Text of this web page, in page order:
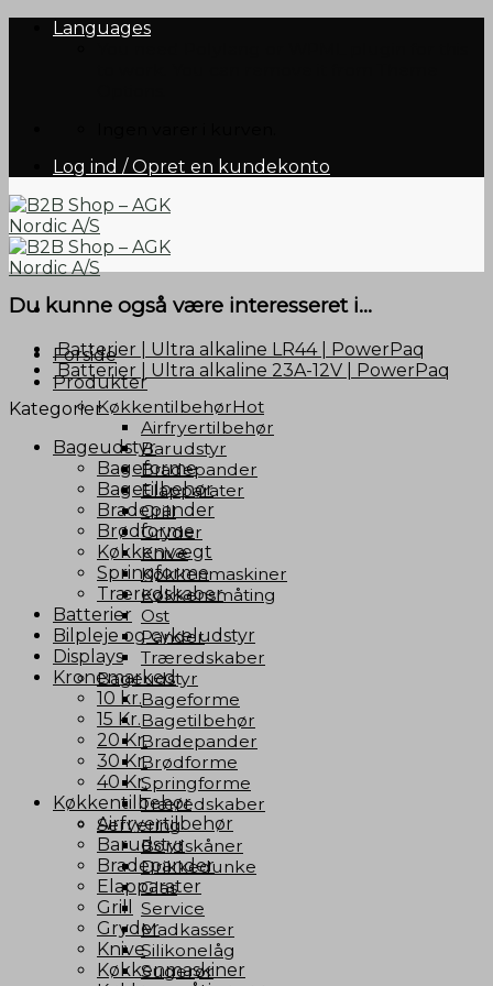
Languages
Log ind / Opret en kundekonto
Forside
Produkter
Køkkentilbehør
Airfryertilbehør
Barudstyr
Bradepander
Elapparater
Grill
Gryder
Knive
Køkkenmaskiner
Køkkensmåting
Ost
Pander
Træredskaber
Bageudstyr
Bageforme
Bagetilbehør
Bradepander
Brødforme
Springforme
Træredskaber
Servering
Bordskåner
Drikkedunke
Glas
Service
Madkasser
Silikonelåg
Sugerør
Du kunne også være interesseret i...
Batterier | Ultra alkaline LR44 | PowerPaq
Batterier | Ultra alkaline 23A-12V | PowerPaq
Kategorier
Bageudstyr
Bageforme
Bagetilbehør
Bradepander
Brødforme
Køkkenvægt
Springforme
Træredskaber
Batterier
Bilpleje og cykeludstyr
Displays
Kronemarked
10 kr.
15 Kr.
20 Kr.
30 Kr.
40 Kr.
Køkkentilbehør
Airfryertilbehør
Barudstyr
Bradepander
Elapparater
Grill
Gryder
Knive
Køkkenmaskiner